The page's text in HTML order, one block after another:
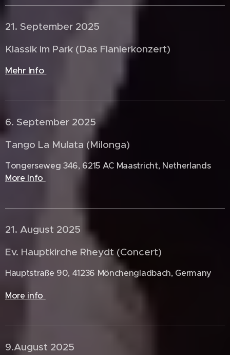
21. September 2025 🇩🇪
Klassik im Park (Das Flanierkonzert)
Mehr Info
6. September 2025 🇳🇱
Tango La Mulata (Milonga)
Tongerseweg 346, 6215 AC Maastricht, Netherlands
More Info
21. August 2025 🇩🇪
Ev. Hauptkirche Rheydt (Concert)
Hauptstraße 90, 41236 Mönchengladbach, Germany
More info
9.August 2025 🇩🇪